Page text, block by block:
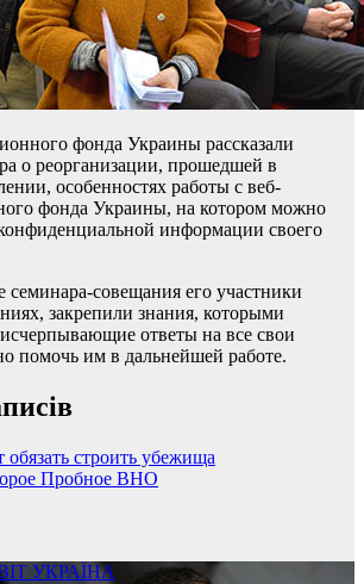
фонда Украины рассказали
о реорганизации, прошедшей в
особенностях работы с веб-
фонда Украины, на котором можно
информации своего
семинара-совещания его участники
закрепили знания, которыми
ответы на все свои
помочь им в дальнейшей работе.
обязать строить убежища
Пробное ВНО
УКРАЇНА